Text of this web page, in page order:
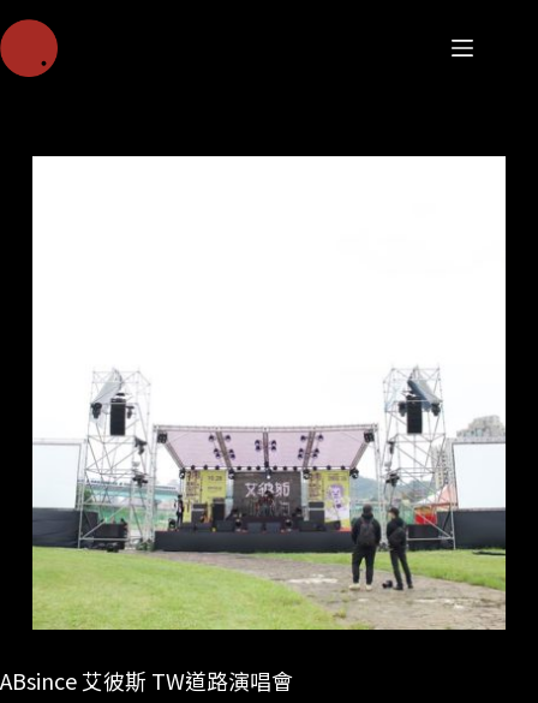
ABsince 艾彼斯 TW道路演唱會